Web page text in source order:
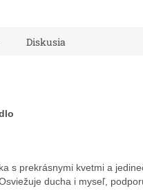
Diskusia
s prekrásnymi kvetmi a
ducha i myseľ,